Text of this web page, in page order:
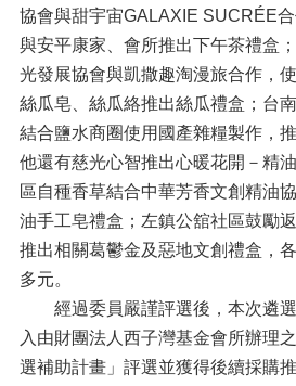
協會與甜宇宙GALAXIE SUCRÉE
與安平康家、會所推出下午茶禮盒
光發展協會與凱撒趣淘漫旅合作，
絲瓜皂、絲瓜絡推出絲瓜禮盒；台
結合鹽水商圈使用國產雜糧製作，
他還有慈光心智推出心暖花開－精
區自種香草結合中華芳香文創精油
油手工皂禮盒；左鎮公舘社區鼓勵
推出相關葛鬱金及惡地文創禮盒，
多元。
經過委員嚴謹評選後，本次遴選
入由財團法人西子灣基金會所辦理
選補助計畫」評選並獲得後續採購